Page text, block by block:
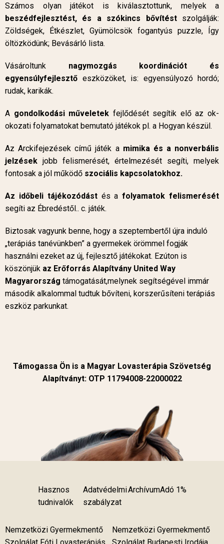
Számos olyan játékot is kiválasztottunk, melyek a
beszédfejlesztést, és a szókincs bővítéstszolgálják:
Zöldségek, Étkészlet, Gyümölcsök fogantyús puzzle, Így
öltözködünk; Bevásárló lista.
Vásároltunk nagymozgás koordinációt és
egyensúlyfejlesztő eszközöket, is: egyensúlyozó hordó;
rudak, karikák.
A gondolkodási műveletek fejlődését segítik elő az ok-
okozati folyamatokat bemutató játékok pl. a Hogyan készül.
Az Arckifejezések című játék a mimika és a nonverbális
jelzések jobb felismerését, értelmezését segíti, melyek
fontosak a jól működő szociális kapcsolatokhoz.
Az időbeli tájékozódást és a folyamatok felismerését
segíti az Ébredéstől.. c. játék.
Biztosak vagyunk benne, hogy a szeptembertől újra induló
„terápiás tanévünkben” a gyermekek örömmel fogják
használni ezeket az új, fejlesztő játékokat. Ezúton is
köszönjük az Erőforrás Alapítvány United Way
Magyarország támogatását,melynek segítségével immár
második alkalommal tudtuk bővíteni, korszerűsíteni terápiás
eszköz parkunkat.
Támogassa Ön is a Magyar Lovasterápia Szövetség
Alapítványt: OTP 11794008-22000022
Hasznos
tudnivalók
Adatvédelmi
szabályzat
ArchívumAdó 1%
Nemzetközi Gyermekmentő
Nemzetközi Gyermekmentő